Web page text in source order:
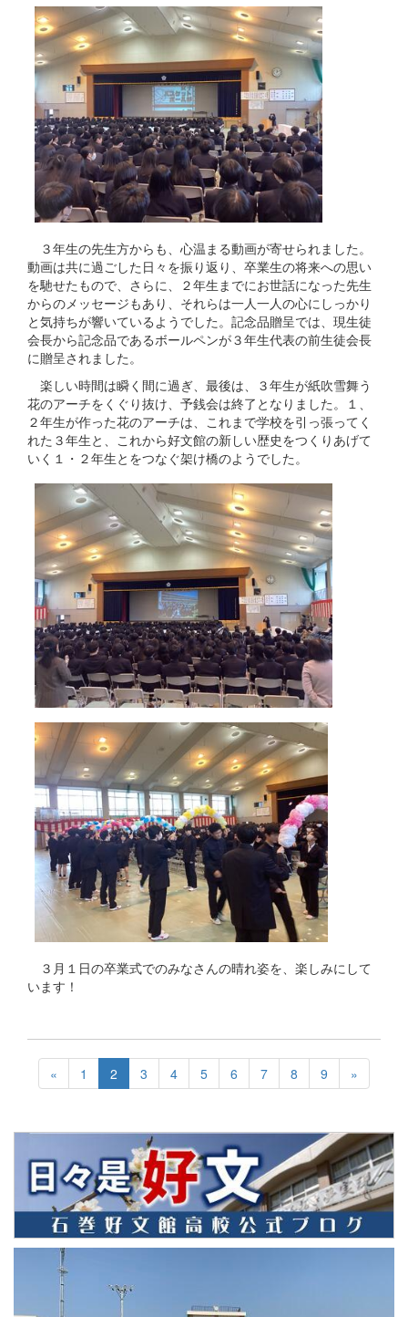
３年生の先生方からも、心温まる動画が寄せられました。
動画は共に過ごした日々を振り返り、卒業生の将来への思い
を馳せたもので、さらに、２年生までにお世話になった先生
からのメッセージもあり、それらは一人一人の心にしっかり
と気持ちが響いているようでした。記念品贈呈では、現生徒
会長から記念品であるボールペンが３年生代表の前生徒会長
に贈呈されました。
楽しい時間は瞬く間に過ぎ、最後は、３年生が紙吹雪舞う
花のアーチをくぐり抜け、予銭会は終了となりました。１、
２年生が作った花のアーチは、これまで学校を引っ張ってく
れた３年生と、これから好文館の新しい歴史をつくりあげて
いく１・２年生とをつなぐ架け橋のようでした。
３月１日の卒業式でのみなさんの晴れ姿を、楽しみにして
います！
« 1 2 3 4 5 6 7 8 9 »